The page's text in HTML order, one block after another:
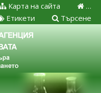
…
Карта на сайта
Търсене
Етикети